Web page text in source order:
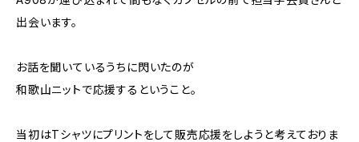
出会います。
お話を聞いているうちに閃いたのが
和歌山ニットで応援するということ。
当初はTシャツにプリントをして販売応援をしようと考えておりま